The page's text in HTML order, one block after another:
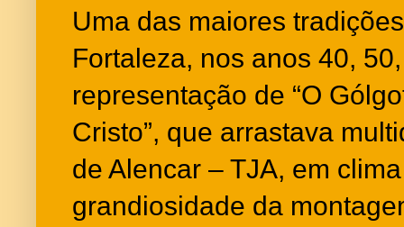
Uma das maiores
Fortaleza, nos anos 40,
representação de “O
Cristo”, que arrastava
de Alencar – TJA, em
grandiosidade da